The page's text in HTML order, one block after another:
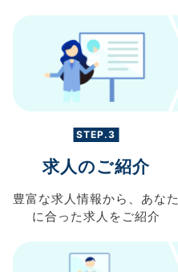
STEP.3
求人のご紹介
豊富な求人情報から、 あなた
に合った求人を ご紹介